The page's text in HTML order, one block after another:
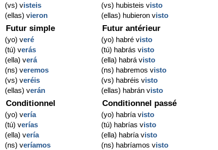
(vs) visteis
(ellas) vieron
(vs) hubisteis visto
(ellas) hubieron visto
Futur simple
(yo) veré
(tú) verás
(ella) verá
(ns) veremos
(vs) veréis
(ellas) verán
Futur antérieur
(yo) habré visto
(tú) habrás visto
(ella) habrá visto
(ns) habremos visto
(vs) habréis visto
(ellas) habrán visto
Conditionnel
(yo) vería
(tú) verías
(ella) vería
(ns) veríamos
Conditionnel passé
(yo) habría visto
(tú) habrías visto
(ella) habría visto
(ns) habríamos visto